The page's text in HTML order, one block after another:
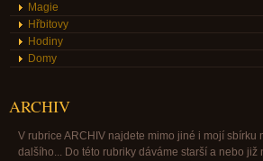
Magie
Hřbitovy
Hodiny
Domy
ARCHIV
V rubrice ARCHIV najdete mimo jiné i mojí sbírku
dalšího... Do této rubriky dáváme starší a nebo již